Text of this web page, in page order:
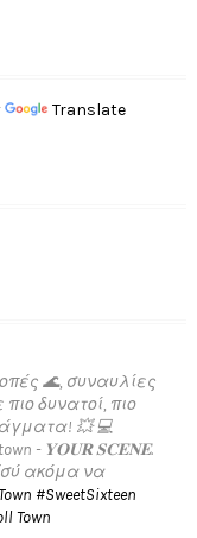
Translate
🌊, συναυλίες
δυνατοί, πιο
💥 💻
- 𝐘𝐎𝐔𝐑 𝐒𝐂𝐄𝐍𝐄.
ακόμα να
#SweetSixteen
Town